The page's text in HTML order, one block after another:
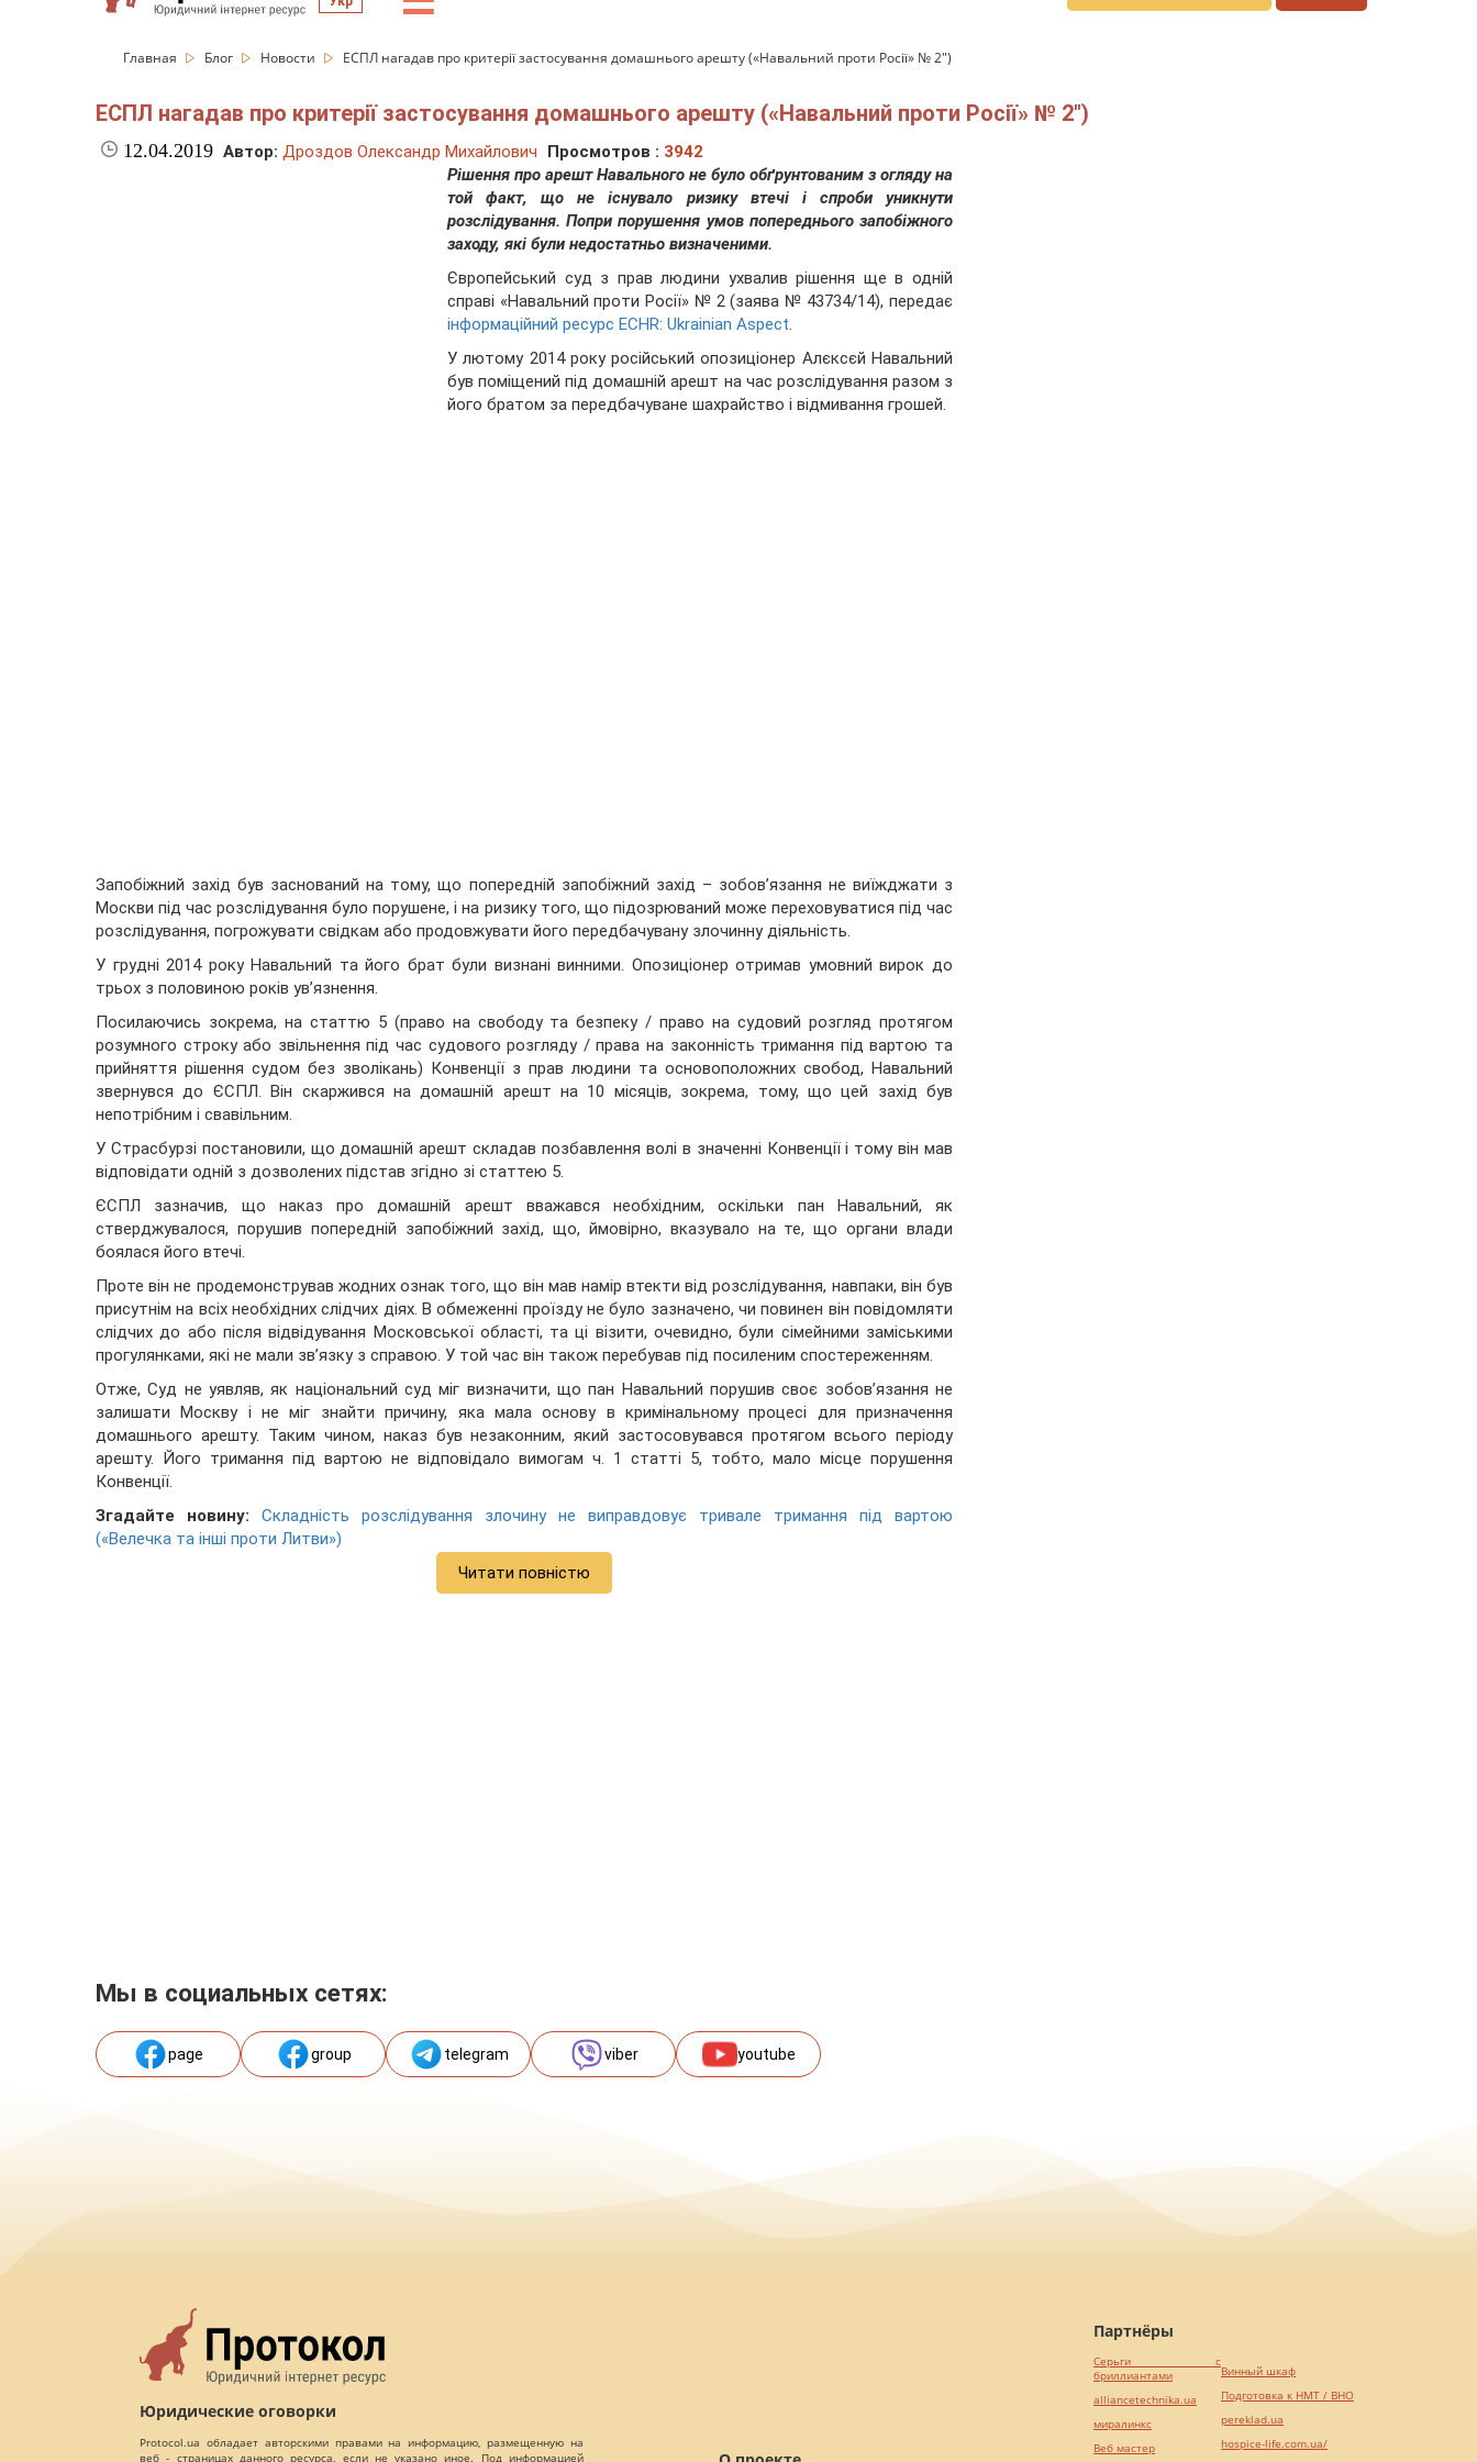
Главная Блог Новости ЕСПЛ нагадав про критерії застосування домашнього арешту («Навальний проти Росії» № 2")
ЕСПЛ нагадав про критерії застосування домашнього арешту («Навальний проти Росії» № 2")
12.04.2019 Автор: Дроздов Олександр Михайлович Просмотров : 3942
Рішення про арешт Навального не було обґрунтованим з огляду на
той факт, що не існувало ризику втечі і спроби уникнути
розслідування. Попри порушення умов попереднього запобіжного
заходу, які були недостатньо визначеними.
Європейський суд з прав людини ухвалив рішення ще в одній
справі «Навальний проти Росії» № 2 (заява № 43734/14), передає
інформаційний ресурс ECHR: Ukrainian Aspect.
У лютому 2014 року російський опозиціонер Алєксєй Навальний
був поміщений під домашній арешт на час розслідування разом з
його братом за передбачуване шахрайство і відмивання грошей.
Запобіжний захід був заснований на тому, що попередній запобіжний захід – зобов’язання не виїжджати з
Москви під час розслідування було порушене, і на ризику того, що підозрюваний може переховуватися під час
розслідування, погрожувати свідкам або продовжувати його передбачувану злочинну діяльність.
У грудні 2014 року Навальний та його брат були визнані винними. Опозиціонер отримав умовний вирок до
трьох з половиною років ув’язнення.
Посилаючись зокрема, на статтю 5 (право на свободу та безпеку / право на судовий розгляд протягом
розумного строку або звільнення під час судового розгляду / права на законність тримання під вартою та
прийняття рішення судом без зволікань) Конвенції з прав людини та основоположних свобод, Навальний
звернувся до ЄСПЛ. Він скаржився на домашній арешт на 10 місяців, зокрема, тому, що цей захід був
непотрібним і свавільним.
У Страсбурзі постановили, що домашній арешт складав позбавлення волі в значенні Конвенції і тому він мав
відповідати одній з дозволених підстав згідно зі статтею 5.
ЄСПЛ зазначив, що наказ про домашній арешт вважався необхідним, оскільки пан Навальний, як
стверджувалося, порушив попередній запобіжний захід, що, ймовірно, вказувало на те, що органи влади
боялася його втечі.
Проте він не продемонстрував жодних ознак того, що він мав намір втекти від розслідування, навпаки, він був
присутнім на всіх необхідних слідчих діях. В обмеженні проїзду не було зазначено, чи повинен він повідомляти
слідчих до або після відвідування Московської області, та ці візити, очевидно, були сімейними заміськими
прогулянками, які не мали зв’язку з справою. У той час він також перебував під посиленим спостереженням.
Отже, Суд не уявляв, як національний суд міг визначити, що пан Навальний порушив своє зобов’язання не
залишати Москву і не міг знайти причину, яка мала основу в кримінальному процесі для призначення
домашнього арешту. Таким чином, наказ був незаконним, який застосовувався протягом всього періоду
арешту. Його тримання під вартою не відповідало вимогам ч. 1 статті 5, тобто, мало місце порушення
Конвенції.
Згадайте новину:
Складність розслідування злочину не виправдовує тривале тримання під вартою
(«Велечка та інші проти Литви»)
Читати повністю
Мы в социальных сетях:
page group telegram viber youtube
Юридические оговорки
Protocol.ua обладает авторскими правами на информацию, размещенную на
веб - страницах данного ресурса, если не указано иное. Под информацией
Партнёры
Серьги с
бриллиантами
alliancetechnika.ua
миралинкс
Веб мастер
Винный шкаф
Подготовка к НМТ / ВНО
pereklad.ua
hospice-life.com.ua/